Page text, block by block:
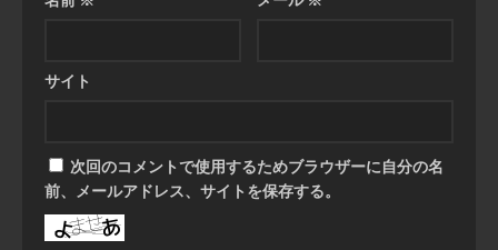
サイト
次回のコメントで使用するためブラウザーに自分の名
前、メールアドレス、サイトを保存する。